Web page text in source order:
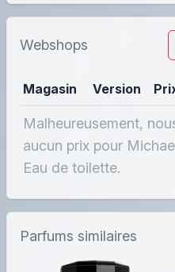
Webshops
Magasin Version
Malheureusement,
aucun prix pour
Eau de toilette.
Parfums similaires